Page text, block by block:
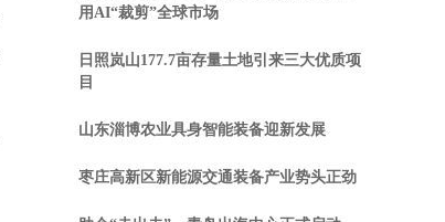
用AI“裁剪”全球市场
日照岚山177.7亩存量土地引来三大优质项
目
山东淄博农业具身智能装备迎新发展
枣庄高新区新能源交通装备产业势头正劲